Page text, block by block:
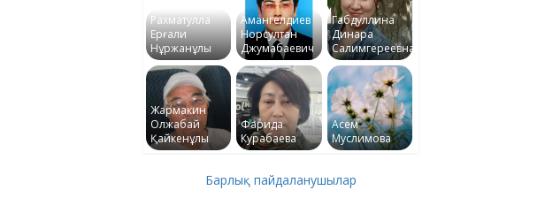
Рахматулла
Ерғали
Нұржанұлы
Амангелдиев
Норсултан
Джумабаевич
Габдуллина
Динара
Салимгереевна
Жармакин
Олжабай
Қайкенұлы
Фарида
Курабаева
Асем
Муслимова
Барлық пайдаланушылар